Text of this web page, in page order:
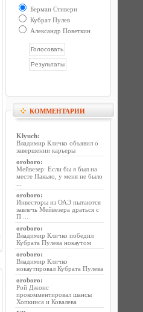
Берман Стиверн
Кубрат Пулев
Александр Поветкин
КОММЕНТАРИИ
Klyuch:
Владимир Кличко объявил о
завершении карьеры
oroboro:
Мейвезер: Если бы я был на
месте Пакьяо, у меня не было
oroboro:
Инвесторы из ОАЭ пытаются
завлечь Мейвезера драться с
П ...
oroboro:
Владимир Кличко победил
Кубрата Пулева нокаутом
oroboro:
Владимир Кличко
нокаутировал Кубрата Пулева
oroboro:
Рой Джонс
прокомментировал шансы
Хопкинса и Ковалева